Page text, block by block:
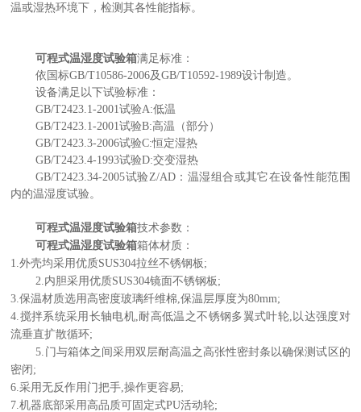
温或湿热环境下，检测其各性能指标。
可程式温湿度试验箱满足标准：
依国标GB/T10586-2006及GB/T10592-1989设计制造。
设备满足以下试验标准：
GB/T2423.1-2001试验A:低温
GB/T2423.1-2001试验B:高温（部分）
GB/T2423.3-2006试验C:恒定湿热
GB/T2423.4-1993试验D:交变湿热
GB/T2423.34-2005试验Z/AD：温湿组合或其它在设备性能范围
内的温湿度试验。
可程式温湿度试验箱技术参数：
可程式温湿度试验箱箱体材质：
1.外壳均采用优质SUS304拉丝不锈钢板;
2.内胆采用优质SUS304镜面不锈钢板;
3.保温材质选用高密度玻璃纤维棉,保温层厚度为80mm;
4.搅拌系统采用长轴电机,耐高低温之不锈钢多翼式叶轮,以达强度对
流垂直扩散循环;
5.门与箱体之间采用双层耐高温之高张性密封条以确保测试区的
密闭;
6.采用无反作用门把手,操作更容易;
7.机器底部采用高品质可固定式PU活动轮;